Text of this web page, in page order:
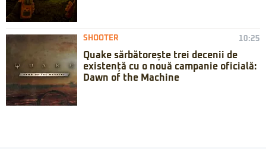
SHOOTER 10:25
Quake sărbătorește trei decenii de
existență cu o nouă campanie oficială:
Dawn of the Machine